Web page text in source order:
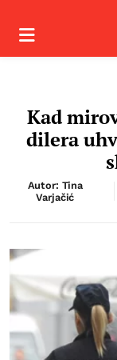
Izbornik
Kad
dilera
Autor: Tina
Varjačić